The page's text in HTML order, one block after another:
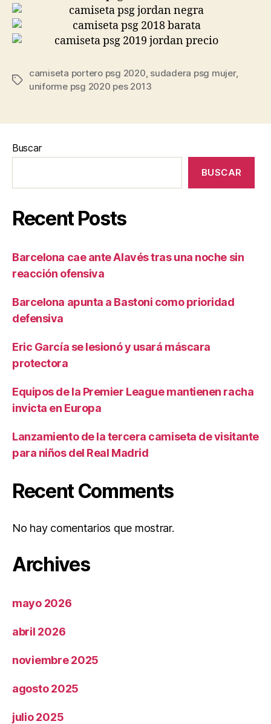
Etiquetas
camiseta portero psg 2020, sudadera psg mujer,
uniforme psg 2020 pes 2013
Buscar
BUSCAR
Recent Posts
Barcelona cae ante Alavés tras una noche sin
reacción ofensiva
Barcelona apunta a Bastoni como prioridad
defensiva
Eric García se lesionó y usará máscara
protectora
Equipos de la Premier League mantienen racha
invicta en Europa
Lanzamiento de la tercera camiseta de visitante
para niños del Real Madrid
Recent Comments
No hay comentarios que mostrar.
Archives
mayo 2026
abril 2026
noviembre 2025
agosto 2025
julio 2025